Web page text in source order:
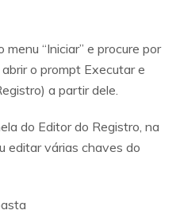
“Iniciar” e procure por
o prompt Executar e
a partir dele.
do Editor do Registro, na
editar várias chaves do